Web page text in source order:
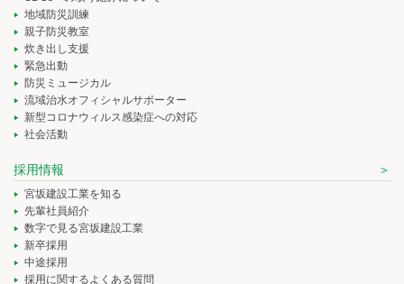
地域防災訓練
親子防災教室
炊き出し支援
緊急出動
防災ミュージカル
流域治水オフィシャルサポーター
新型コロナウィルス感染症への対応
社会活動
採用情報
宮坂建設工業を知る
先輩社員紹介
数字で見る宮坂建設工業
新卒採用
中途採用
採用に関するよくある質問